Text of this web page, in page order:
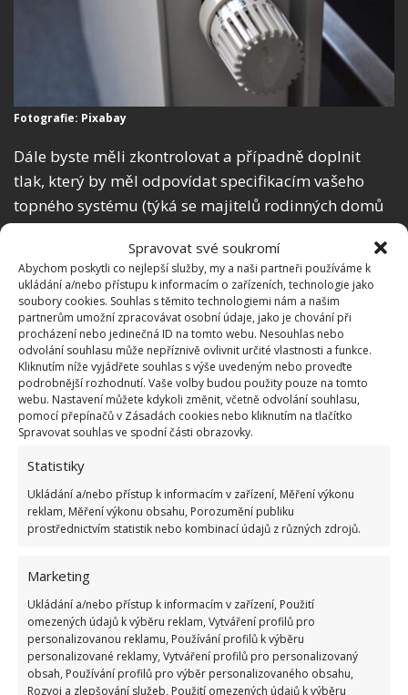
Spravovat své soukromí
Abychom poskytli co nejlepší služby, my a naši partneři používáme k
ukládání a/nebo přístupu k informacím o zařízeních, technologie jako
soubory cookies. Souhlas s těmito technologiemi nám a našim
partnerům umožní zpracovávat osobní údaje, jako je chování při
procházení nebo jedinečná ID na tomto webu. Nesouhlas nebo
odvolání souhlasu může nepříznivě ovlivnit určité vlastnosti a funkce.
Kliknutím níže vyjádřete souhlas s výše uvedeným nebo proveďte
podrobnější rozhodnutí. Vaše volby budou použity pouze na tomto
webu. Nastavení můžete kdykoli změnit, včetně odvolání souhlasu,
pomocí přepínačů v Zásadách cookies nebo kliknutím na tlačítko
Spravovat souhlas ve spodní části obrazovky.
Statistiky
Ukládání a/nebo přístup k informacím v zařízení, Měření výkonu
reklam, Měření výkonu obsahu, Porozumění publiku
prostřednictvím statistik nebo kombinací údajů z různých zdrojů.
Marketing
Ukládání a/nebo přístup k informacím v zařízení, Použití
omezených údajů k výběru reklam, Vytváření profilů pro
personalizovanou reklamu, Používání profilů k výběru
personalizované reklamy, Vytváření profilů pro personalizovaný
obsah, Používání profilů pro výběr personalizovaného obsahu,
Rozvoj a zlepšování služeb, Použití omezených údajů k výběru
Fotografie: Pixabay
Dále byste měli zkontrolovat a případně doplnit
tlak, který by měl odpovídat specifikacím vašeho
topného systému (týká se majitelů rodinných domů
a správců bytových domů). Nakonecnezapomeňte
prověřit funkčnost termostatických hlavic
, které
regulují teplotu v jednotlivých místnostech, a zajistit,
aby byly správně nastaveny podle vašich potřeb.
Tímto způsobem můžete předejít nejen
nepříjemným překvapením v podobě studeného
domova, ale takézbytečně vysokým nákladům na
vytápění. Na BydlímeÚtulně jsme vás také
informovali o tom, jak je to
s výměnou starých kotlů
za nové s nízkými emisemi.